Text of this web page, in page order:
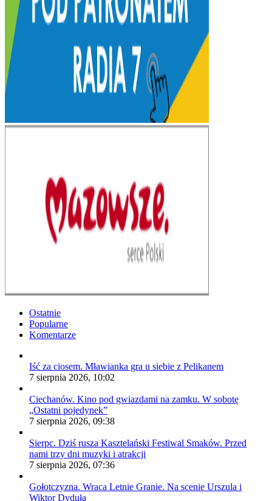
Ostatnie
Popularne
Komentarze
Iść za ciosem. Mławianka gra u siebie z Pelikanem
7 sierpnia 2026, 10:02
Ciechanów. Kino pod gwiazdami na zamku. W sobotę
„Ostatni pojedynek”
7 sierpnia 2026, 09:38
Sierpc. Dziś rusza Kasztelański Festiwal Smaków. Przed
nami trzy dni muzyki i atrakcji
7 sierpnia 2026, 07:36
Gołotczyzna. Wraca Letnie Granie. Na scenie Urszula i
Wiktor Dyduła